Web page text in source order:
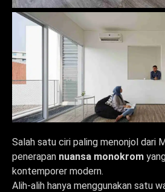
Salah satu ciri paling menonjol dari
penerapan nuansa monokrom
kontemporer modern.
Alih-alih hanya menggunakan satu